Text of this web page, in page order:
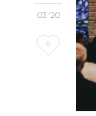
03 '20
Love
0